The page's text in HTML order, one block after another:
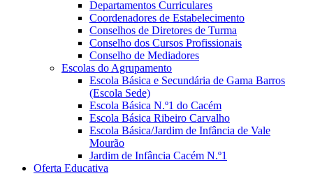
Departamentos Curriculares
Coordenadores de Estabelecimento
Conselhos de Diretores de Turma
Conselho dos Cursos Profissionais
Conselho de Mediadores
Escolas do Agrupamento
Escola Básica e Secundária de Gama Barros
(Escola Sede)
Escola Básica N.º1 do Cacém
Escola Básica Ribeiro Carvalho
Escola Básica/Jardim de Infância de Vale
Mourão
Jardim de Infância Cacém N.º1
Oferta Educativa